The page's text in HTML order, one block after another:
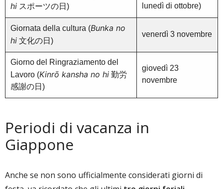
hi スポーツの日)
lunedì di ottobre)
Giornata della cultura (Bunka no
hi 文化の日)
venerdì 3 novembre
Giorno del Ringraziamento del
Lavoro (Kinrō kansha no hi 勤労
感謝の日)
giovedì 23
novembre
Periodi di vacanza in
Giappone
Anche se non sono ufficialmente considerati giorni di